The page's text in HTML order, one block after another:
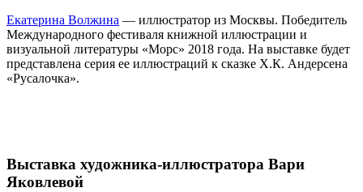
Екатерина Волжина — иллюстратор из Москвы. Победитель
Международного фестиваля книжной иллюстрации и
визуальной литературы «Морс» 2018 года. На выставке будет
представлена серия ее иллюстраций к сказке Х.К. Андерсена
«Русалочка».
Выставка художника-иллюстратора Вари
Яковлевой